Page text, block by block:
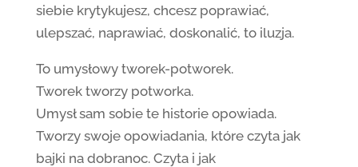
siebie krytykujesz, chcesz poprawiać,
ulepszać, naprawiać, doskonalić, to iluzja.
To umysłowy tworek-potworek.
Tworek tworzy potworka.
Umysł sam sobie te historie opowiada.
Tworzy swoje opowiadania, które czyta jak
bajki na dobranoc. Czyta i jak